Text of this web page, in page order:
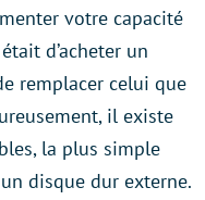
votre capacité
d’acheter un
remplacer celui que
il existe
la plus simple
disque dur externe.